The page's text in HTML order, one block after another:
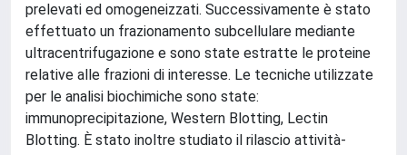
prelevati ed omogeneizzati. Successivamente è stato
effettuato un frazionamento subcellulare mediante
ultracentrifugazione e sono state estratte le proteine
relative alle frazioni di interesse. Le tecniche utilizzate
per le analisi biochimiche sono state:
immunoprecipitazione, Western Blotting, Lectin
Blotting. È stato inoltre studiato il rilascio attività-